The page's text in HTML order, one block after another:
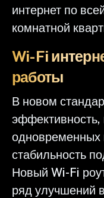
интернет по
комнатной
Wi-Fi
работы
В новом
эффективность,
одновременных
стабильность
Новый Wi-Fi
ряд улучшений